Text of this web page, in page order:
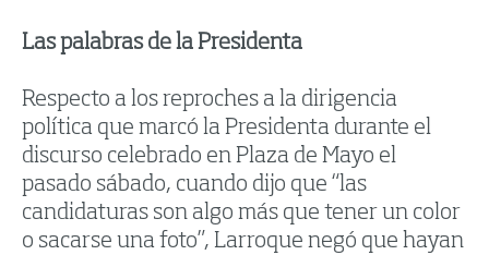
Las palabras de la Presidenta
Respecto a los reproches a la dirigencia
política que marcó la Presidenta durante el
discurso celebrado en Plaza de Mayo el
pasado sábado, cuando dijo que “las
candidaturas son algo más que tener un color
o sacarse una foto”, Larroque negó que hayan